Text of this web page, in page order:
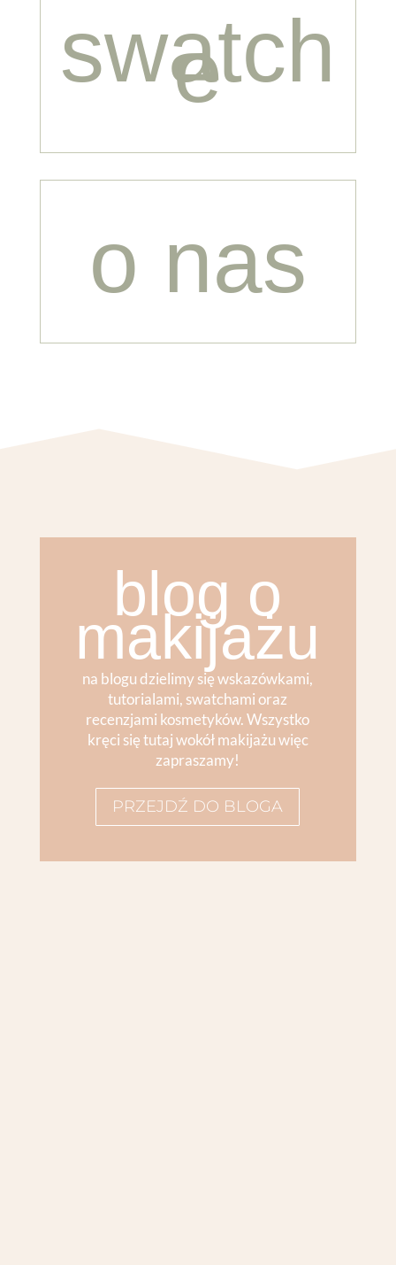
swatch
e
o nas
blog o
makijażu
na blogu dzielimy się wskazówkami,
tutorialami, swatchami oraz
recenzjami kosmetyków. Wszystko
kręci się tutaj wokół makijażu więc
zapraszamy!
PRZEJDŹ DO BLOGA